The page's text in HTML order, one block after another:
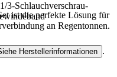
3-Schlauchverschrau-
ist die perfekte Lösung für
an Regentonnen.
Herstellerinformationen .